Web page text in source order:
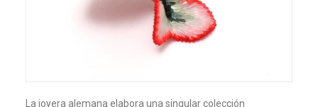
La joyera alemana elabora una singular colección